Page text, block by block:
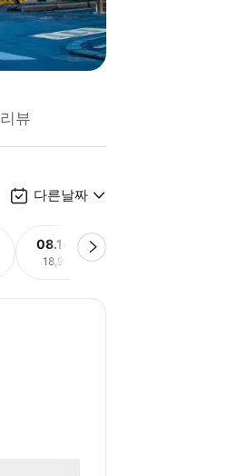
리뷰
다른날짜
08.14(금)
18,973원